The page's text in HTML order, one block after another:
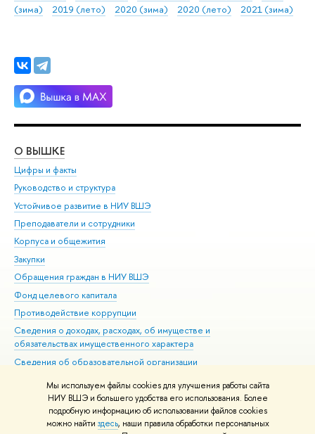
Мы используем файлы cookies для улучшения работы сайта
НИУ ВШЭ и большего удобства его использования. Более
подробную информацию об использовании файлов cookies
можно найти здесь, наши правила обработки персональных
(зима)
2019 (лето) 2020 (зима) 2020 (лето) 2021 (зима)
О ВЫШКЕ
Цифры и факты
Руководство и структура
Устойчивое развитие в НИУ ВШЭ
Преподаватели и сотрудники
Корпуса и общежития
Закупки
Обращения граждан в НИУ ВШЭ
Фонд целевого капитала
Противодействие коррупции
Сведения о доходах, расходах, об имуществе и
обязательствах имущественного характера
Сведения об образовательной организации
Людям с ограниченными возможностями здоровья
Единая платежная страница
Работа в Вышке